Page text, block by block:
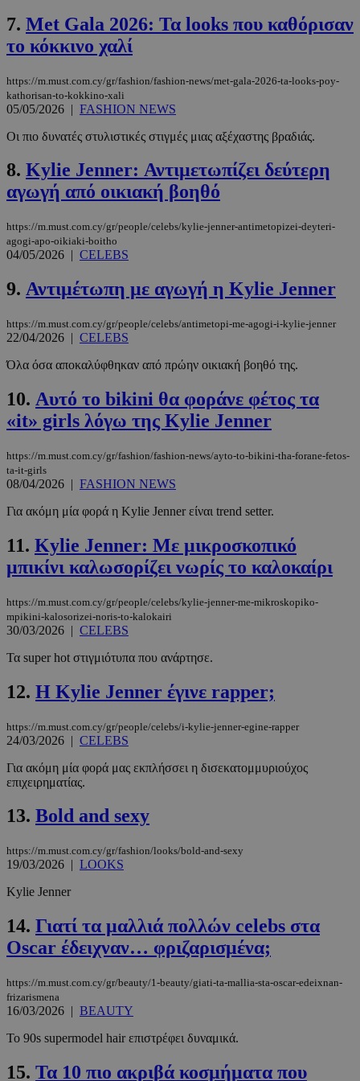
7. Met Gala 2026: Τα looks που καθόρισαν
το κόκκινο χαλί
https://m.must.com.cy/gr/fashion/fashion-news/met-gala-2026-ta-looks-poy-
kathorisan-to-kokkino-xali
05/05/2026 | FASHION NEWS
Οι πιο δυνατές στυλιστικές στιγμές μιας αξέχαστης βραδιάς.
8. Kylie Jenner: Αντιμετωπίζει δεύτερη
αγωγή από οικιακή βοηθό
https://m.must.com.cy/gr/people/celebs/kylie-jenner-antimetopizei-deyteri-
agogi-apo-oikiaki-boitho
04/05/2026 | CELEBS
9. Αντιμέτωπη με αγωγή η Kylie Jenner
https://m.must.com.cy/gr/people/celebs/antimetopi-me-agogi-i-kylie-jenner
22/04/2026 | CELEBS
Όλα όσα αποκαλύφθηκαν από πρώην οικιακή βοηθό της.
10. Αυτό το bikini θα φοράνε φέτος τα
«it» girls λόγω της Kylie Jenner
https://m.must.com.cy/gr/fashion/fashion-news/ayto-to-bikini-tha-forane-fetos-
ta-it-girls
08/04/2026 | FASHION NEWS
Για ακόμη μία φορά η Kylie Jenner είναι trend setter.
11. Kylie Jenner: Με μικροσκοπικό
μπικίνι καλωσορίζει νωρίς το καλοκαίρι
https://m.must.com.cy/gr/people/celebs/kylie-jenner-me-mikroskopiko-
mpikini-kalosorizei-noris-to-kalokairi
30/03/2026 | CELEBS
Τα super hot στιγμιότυπα που ανάρτησε.
12. Η Kylie Jenner έγινε rapper;
https://m.must.com.cy/gr/people/celebs/i-kylie-jenner-egine-rapper
24/03/2026 | CELEBS
Για ακόμη μία φορά μας εκπλήσσει η δισεκατομμυριούχος
επιχειρηματίας.
13. Bold and sexy
https://m.must.com.cy/gr/fashion/looks/bold-and-sexy
19/03/2026 | LOOKS
Kylie Jenner
14. Γιατί τα μαλλιά πολλών celebs στα
Oscar έδειχναν… φριζαρισμένα;
https://m.must.com.cy/gr/beauty/1-beauty/giati-ta-mallia-sta-oscar-edeixnan-
frizarismena
16/03/2026 | BEAUTY
Το 90s supermodel hair επιστρέφει δυναμικά.
15. Τα 10 πιο ακριβά κοσμήματα που